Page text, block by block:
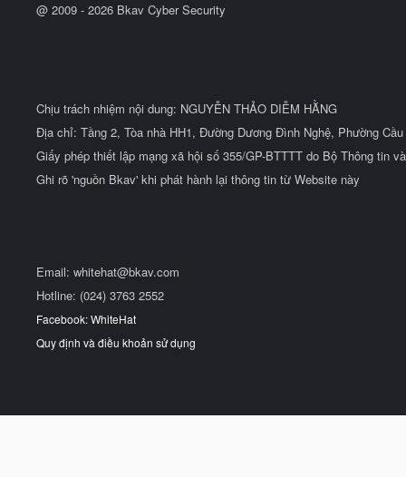
@ 2009 - 2026 Bkav Cyber Security
Chịu trách nhiệm nội dung: NGUYỄN THẢO DIỄM HẰNG
Địa chỉ: Tầng 2, Tòa nhà HH1, Đường Dương Đình Nghệ, Phường
Giấy phép thiết lập mạng xã hội số 355/GP-BTTTT do Bộ Thông tin
Ghi rõ 'nguồn Bkav' khi phát hành lại thông tin từ Website này
Email: whitehat@bkav.com
Hotline: (024) 3763 2552
Facebook: WhiteHat
Quy định và điều khoản sử dụng